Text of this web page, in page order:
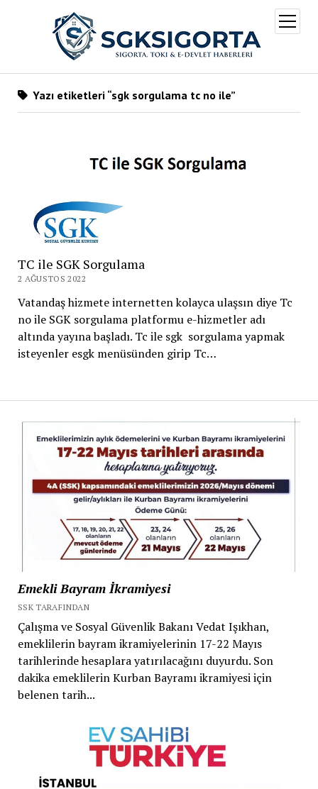
aç
Emekli Bayram İkramiyesi
SSK TARAFINDAN
Çalışma ve Sosyal Güvenlik Bakanı Vedat Işıkhan,
emeklilerin bayram ikramiyelerinin 17-22 Mayıs
tarihlerinde hesaplara yatırılacağını duyurdu. Son
dakika emeklilerin Kurban Bayramı ikramiyesi için
belenen tarih...
Yazı etiketleri “sgk sorgulama tc no ile”
TC ile SGK Sorgulama
2 AĞUSTOS 2022
Vatandaş hizmete internetten kolayca ulaşsın diye Tc
no ile SGK sorgulama platformu e-hizmetler adı
altında yayına başladı. Tc ile sgk sorgulama yapmak
isteyenler esgk menüsünden girip Tc…